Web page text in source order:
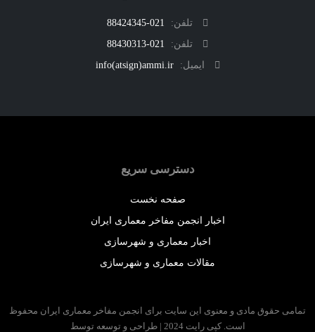
تلفن:
021-88424345
تلفن:
021-88430313
ایمیل:
info(atsign)ammi.ir
دسترسی سریع
صفحه نخست
اخبار انجمن مفاخر معماری ایران
اخبار معماری و شهرسازی
مقالات معماری و شهرسازی
حقوق مادی و معنوی این سایت برای انجمن مفاخر معماری ایران محفوظ
است. کپی رایت 2024 | طراحی و توسعه توسط